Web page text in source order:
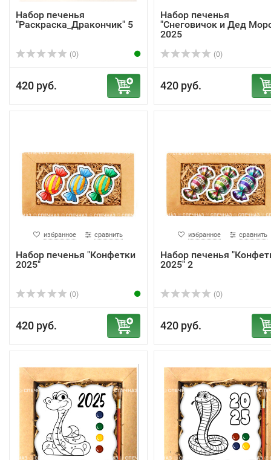
Набор печенья
"Раскраска_Дракончик" 5
(0)
420 руб.
Набор печенья
"Снеговичок и Дед
2025
(0)
420 руб.
избранное сравнить
Набор печенья "Конфетки
2025"
(0)
420 руб.
избранное сравнить
Набор печенья
2025" 2
(0)
420 руб.